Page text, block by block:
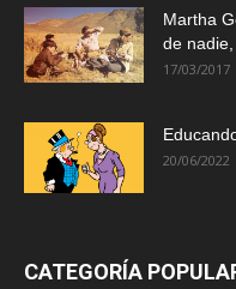
Martha
de
17/03/2017
20/06/2022
CATEGORÍA